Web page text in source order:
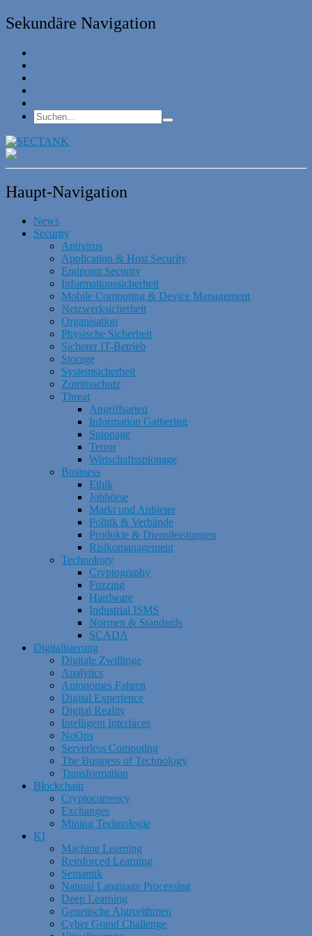
Sekundäre Navigation
Haupt-Navigation
News
Security
Antivirus
Application & Host Security
Endpoint Security
Informationssicherheit
Mobile Computing & Device Management
Netzwerksicherheit
Organisation
Physische Sicherheit
Sicherer IT-Betrieb
Storage
Systemsicherheit
Zutrittsschutz
Threat
Angriffsarten
Information Gathering
Spionage
Terror
Wirtschaftsspionage
Business
Ethik
Jobbörse
Markt und Anbieter
Politik & Verbände
Produkte & Dienstleistungen
Risikomanagement
Technology
Cryptography
Fuzzing
Hardware
Industrial ISMS
Normen & Standards
SCADA
Digitalisierung
Digitale Zwillinge
Analytics
Autonomes Fahren
Digital Experience
Digital Reality
Intelligent Interfaces
NoOps
Serverless Computing
The Business of Technology
Transformation
Blockchain
Cryptocurrency
Exchanges
Mining Technologie
KI
Machine Learning
Reinforced Learning
Semantik
Natural Language Processing
Deep Learning
Genetische Algrorithmen
Cyber Grand Challenge